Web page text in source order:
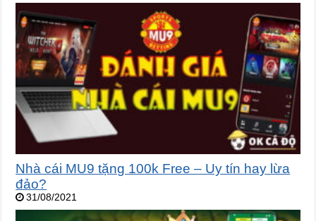
Nhà cái MU9 tặng 100k Free – Uy tín hay lừa
đảo?
31/08/2021